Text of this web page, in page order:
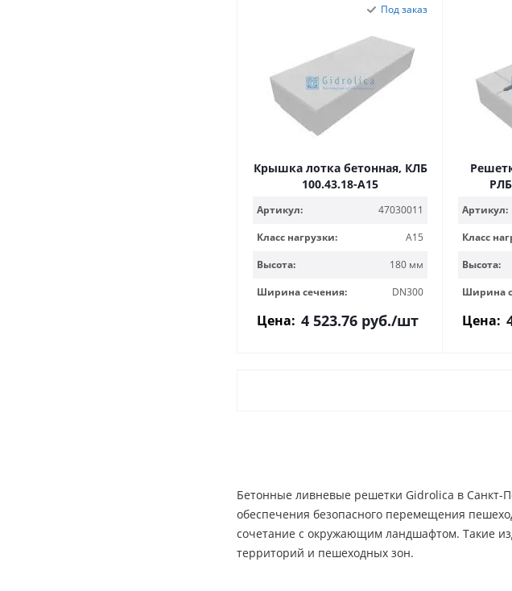
Под заказ
Крышка лотка бетонная, КЛБ
100.43.18-A15
Артикул:
47030011
Класс нагрузки:
A15
Высота:
180 мм
Ширина сечения:
DN300
Цена: 4 523.76руб./шт
Артикул:
Класс
Высота:
Ширина
Цена:
Бетонные ливневые решетки Gidrolica в Санкт-
обеспечения безопасного перемещения
сочетание с окружающим ландшафтом. Такие
территорий и пешеходных зон.